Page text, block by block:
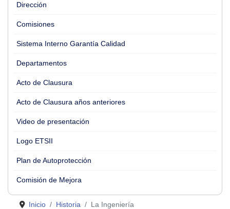
Dirección
Comisiones
Sistema Interno Garantía Calidad
Departamentos
Acto de Clausura
Acto de Clausura años anteriores
Video de presentación
Logo ETSII
Plan de Autoprotección
Comisión de Mejora
Inicio Historia La Ingeniería